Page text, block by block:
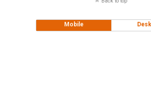
Mobile